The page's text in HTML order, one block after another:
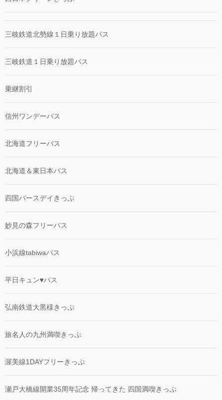
三岐鉄道北勢線１日乗り放題パス
三岐鉄道１日乗り放題パス
乗継割引
信州ワンデーパス
北海道フリーパス
北海道＆東日本パス
四国バースデイきっぷ
妙見の森フリーパス
小浜線tabiwaパス
平日キュン♥パス
弘南鉄道大黒様きっぷ
旅名人の九州満喫きっぷ
渥美線1DAYフリーきっぷ
瀬戸大橋線開業35周年記念 帰ってきた 四国満喫きっぷ